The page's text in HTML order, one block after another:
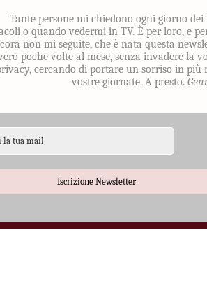
Tante persone mi chiedono ogni giorno dei
o quando vedermi in TV. È per loro, e
non mi seguite, che è nata questa
poche volte al mese, senza invadere la
cercando di portare un sorriso in più
vostre giornate. A presto.
Iscrizione Newsletter